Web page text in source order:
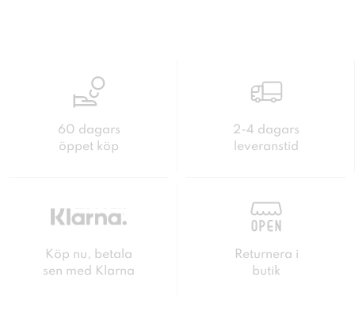
60 dagars
öppet köp
2-4 dagars
leveranstid
Köp nu, betala
sen med Klarna
Returnera i
butik